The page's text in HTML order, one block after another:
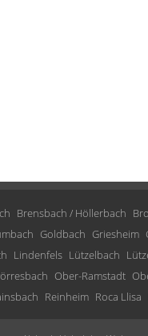
Brensbach / Höllerbach
Goldbach Griesheim
Lindenfels Lützelbach
Ober-Ramstadt
Reinheim Roca Llisa